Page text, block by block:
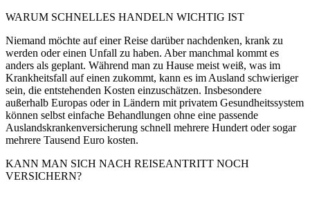
WARUM SCHNELLES HANDELN WICHTIG IST
Niemand möchte auf einer Reise darüber nachdenken, krank zu
werden oder einen Unfall zu haben. Aber manchmal kommt es
anders als geplant. Während man zu Hause meist weiß, was im
Krankheitsfall auf einen zukommt, kann es im Ausland schwieriger
sein, die entstehenden Kosten einzuschätzen. Insbesondere
außerhalb Europas oder in Ländern mit privatem Gesundheitssystem
können selbst einfache Behandlungen ohne eine passende
Auslandskrankenversicherung schnell mehrere Hundert oder sogar
mehrere Tausend Euro kosten.
KANN MAN SICH NACH REISEANTRITT NOCH
VERSICHERN?